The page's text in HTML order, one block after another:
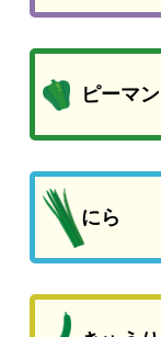
ピーマン
にら